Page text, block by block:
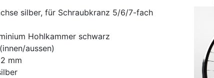
silber, für Schraubkranz 5/6/7-fach
Hohlkammer schwarz
aussen)
mm